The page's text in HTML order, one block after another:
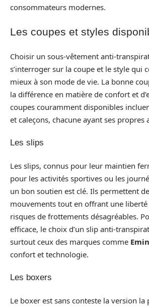
consommateurs modernes.
Les coupes et styles
Choisir un sous-vêtement anti-
s’interroger sur la coupe et le style qui
mieux à son mode de vie. La bonne
la différence en matière de confort et
coupes couramment disponibles
et caleçons, chacune ayant ses propres
Les slips
Les slips, connus pour leur maintien
pour les activités sportives ou les
un bon soutien est clé. Ils permettent
mouvements tout en offrant une liberté
risques de frottements désagréables.
efficace, le choix d’un slip anti-
surtout ceux des marques comme
confort et technologie.
Les boxers
Le boxer est sans conteste la version